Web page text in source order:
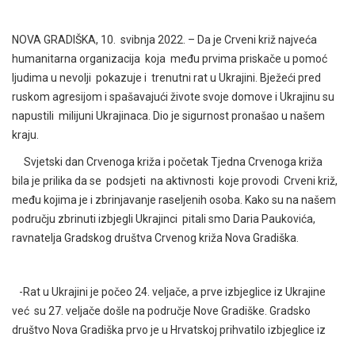
NOVA GRADIŠKA, 10. svibnja 2022. – Da je Crveni križ najveća
humanitarna organizacija koja među prvima priskače u pomoć
ljudima u nevolji pokazuje i trenutni rat u Ukrajini. Bježeći pred
ruskom agresijom i spašavajući živote svoje domove i Ukrajinu su
napustili milijuni Ukrajinaca. Dio je sigurnost pronašao u našem
kraju.
Svjetski dan Crvenoga križa i početak Tjedna Crvenoga križa
bila je prilika da se podsjeti na aktivnosti koje provodi Crveni križ,
među kojima je i zbrinjavanje raseljenih osoba. Kako su na našem
području zbrinuti izbjegli Ukrajinci pitali smo Daria Paukovića,
ravnatelja Gradskog društva Crvenog križa Nova Gradiška.
-Rat u Ukrajini je počeo 24. veljače, a prve izbjeglice iz Ukrajine
već su 27. veljače došle na područje Nove Gradiške. Gradsko
društvo Nova Gradiška prvo je u Hrvatskoj prihvatilo izbjeglice iz